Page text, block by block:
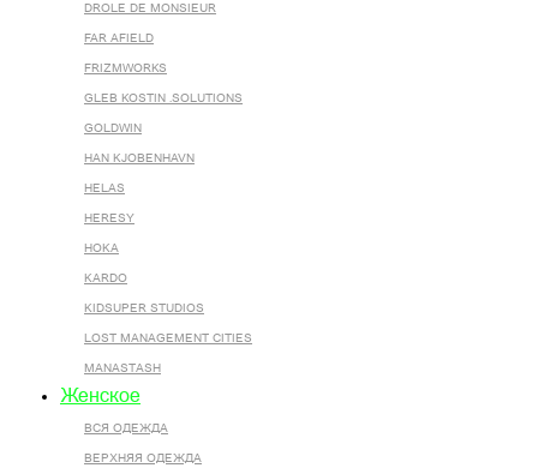
DROLE DE MONSIEUR
FAR AFIELD
FRIZMWORKS
GLEB KOSTIN .SOLUTIONS
GOLDWIN
HAN KJOBENHAVN
HELAS
HERESY
HOKA
KARDO
KIDSUPER STUDIOS
LOST MANAGEMENT CITIES
MANASTASH
Женское
ВСЯ ОДЕЖДА
ВЕРХНЯЯ ОДЕЖДА